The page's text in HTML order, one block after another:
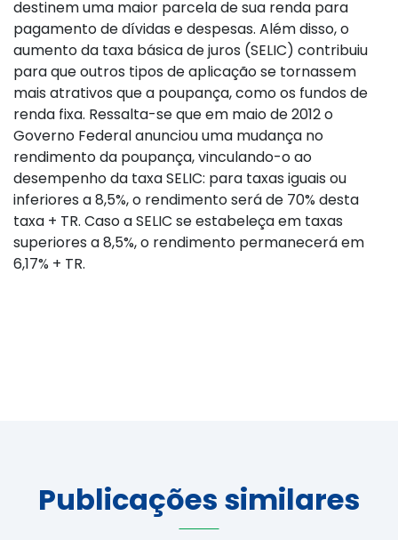
destinem uma maior parcela de sua renda para
pagamento de dívidas e despesas. Além disso, o
aumento da taxa básica de juros (SELIC) contribuiu
para que outros tipos de aplicação se tornassem
mais atrativos que a poupança, como os fundos de
renda fixa. Ressalta-se que em maio de 2012 o
Governo Federal anunciou uma mudança no
rendimento da poupança, vinculando-o ao
desempenho da taxa SELIC: para taxas iguais ou
inferiores a 8,5%, o rendimento será de 70% desta
taxa + TR. Caso a SELIC se estabeleça em taxas
superiores a 8,5%, o rendimento permanecerá em
6,17% + TR.
Publicações similares